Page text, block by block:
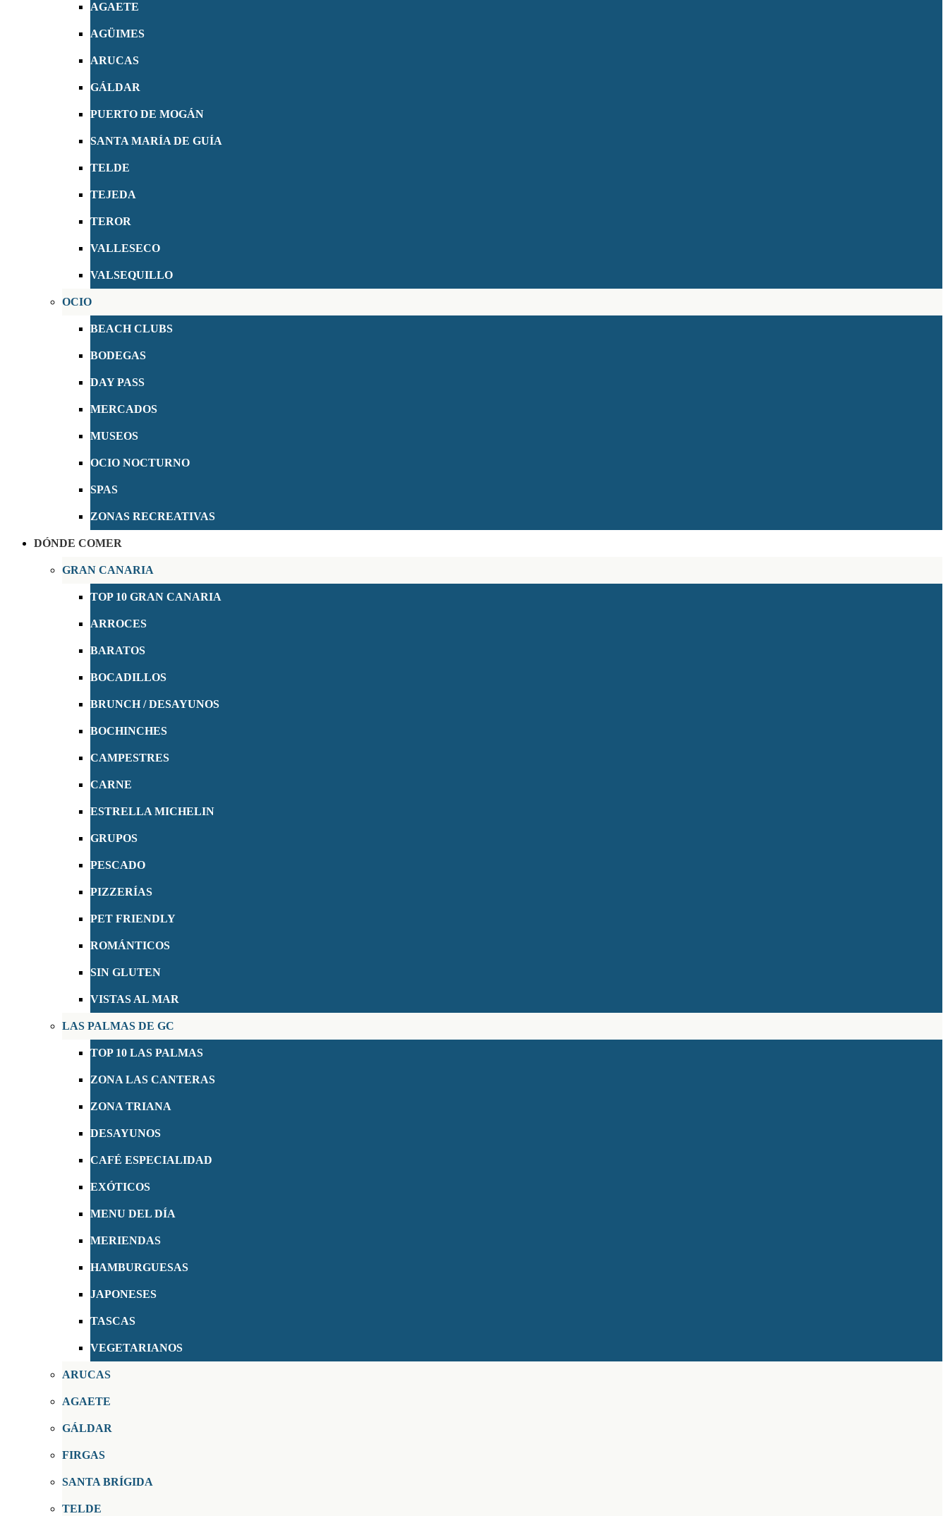
AGAETE
AGÜIMES
ARUCAS
GÁLDAR
PUERTO DE MOGÁN
SANTA MARÍA DE GUÍA
TELDE
TEJEDA
TEROR
VALLESECO
VALSEQUILLO
OCIO
BEACH CLUBS
BODEGAS
DAY PASS
MERCADOS
MUSEOS
OCIO NOCTURNO
SPAS
ZONAS RECREATIVAS
DÓNDE COMER
GRAN CANARIA
TOP 10 GRAN CANARIA
ARROCES
BARATOS
BOCADILLOS
BRUNCH / DESAYUNOS
BOCHINCHES
CAMPESTRES
CARNE
ESTRELLA MICHELIN
GRUPOS
PESCADO
PIZZERÍAS
PET FRIENDLY
ROMÁNTICOS
SIN GLUTEN
VISTAS AL MAR
LAS PALMAS DE GC
TOP 10 LAS PALMAS
ZONA LAS CANTERAS
ZONA TRIANA
DESAYUNOS
CAFÉ ESPECIALIDAD
EXÓTICOS
MENU DEL DÍA
MERIENDAS
HAMBURGUESAS
JAPONESES
TASCAS
VEGETARIANOS
ARUCAS
AGAETE
GÁLDAR
FIRGAS
SANTA BRÍGIDA
TELDE